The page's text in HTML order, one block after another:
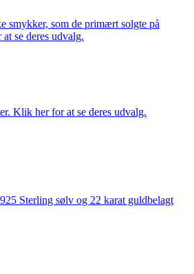
smykker, som de primært solgte på
se deres udvalg.
Klik her for at se deres udvalg.
Sterling sølv og 22 karat guldbelagt